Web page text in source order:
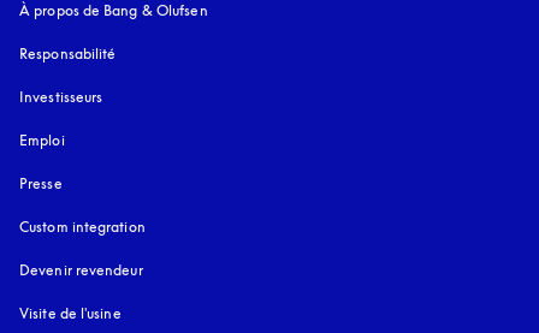
À propos de Bang & Olufsen
Responsabilité
Investisseurs
Emploi
Presse
Custom integration
Devenir revendeur
Visite de l'usine